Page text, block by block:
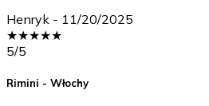
Henryk - 11/20/2025
★★★★★
5/5
Rimini - Włochy